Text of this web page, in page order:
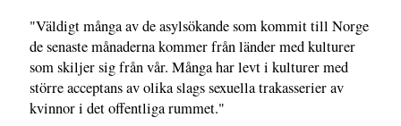
"Väldigt många av de asylsökande som kommit till Norge
de senaste månaderna kommer från länder med kulturer
som skiljer sig från vår. Många har levt i kulturer med
större acceptans av olika slags sexuella trakasserier av
kvinnor i det offentliga rummet."